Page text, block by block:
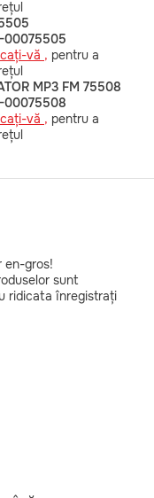
00075505
vă , pentru a
MP3 FM 75508
00075508
vă , pentru a
en-gros!
sunt
ridicata înregistrați